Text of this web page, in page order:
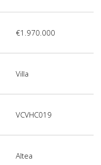
€1.970.000
Villa
VCVHC019
Altea